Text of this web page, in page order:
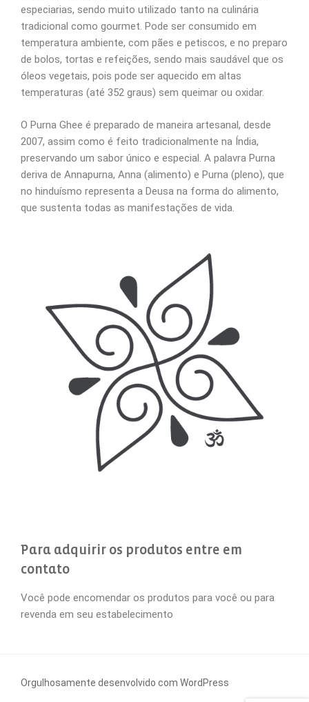
especiarias, sendo muito utilizado tanto na culinária
tradicional como gourmet. Pode ser consumido em
temperatura ambiente, com pães e petiscos, e no preparo
de bolos, tortas e refeições, sendo mais saudável que os
óleos vegetais, pois pode ser aquecido em altas
temperaturas (até 352 graus) sem queimar ou oxidar.
O Purna Ghee é preparado de maneira artesanal, desde
2007, assim como é feito tradicionalmente na Índia,
preservando um sabor único e especial. A palavra Purna
deriva de Annapurna, Anna (alimento) e Purna (pleno), que
no hinduísmo representa a Deusa na forma do alimento,
que sustenta todas as manifestações de vida.
Para adquirir os produtos entre em
contato
Você pode encomendar os produtos para você ou para
revenda em seu estabelecimento
Orgulhosamente desenvolvido com WordPress